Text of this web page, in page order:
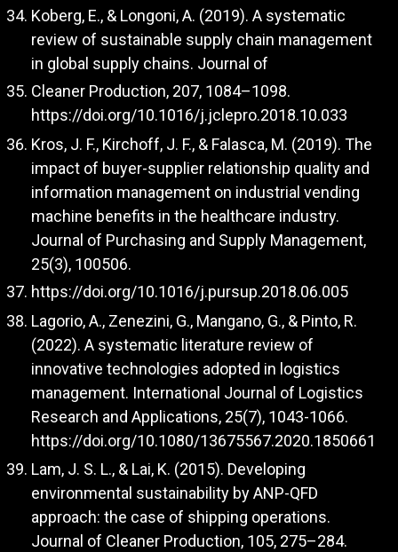
Koberg, E., & Longoni, A. (2019). A systematic
review of sustainable supply chain management
in global supply chains. Journal of
Cleaner Production, 207, 1084–1098.
https://doi.org/10.1016/j.jclepro.2018.10.033
Kros, J. F., Kirchoff, J. F., & Falasca, M. (2019). The
impact of buyer-supplier relationship quality and
information management on industrial vending
machine benefits in the healthcare industry.
Journal of Purchasing and Supply Management,
25(3), 100506.
https://doi.org/10.1016/j.pursup.2018.06.005
Lagorio, A., Zenezini, G., Mangano, G., & Pinto, R.
(2022). A systematic literature review of
innovative technologies adopted in logistics
management. International Journal of Logistics
Research and Applications, 25(7), 1043-1066.
https://doi.org/10.1080/13675567.2020.1850661
Lam, J. S. L., & Lai, K. (2015). Developing
environmental sustainability by ANP-QFD
approach: the case of shipping operations.
Journal of Cleaner Production, 105, 275–284.